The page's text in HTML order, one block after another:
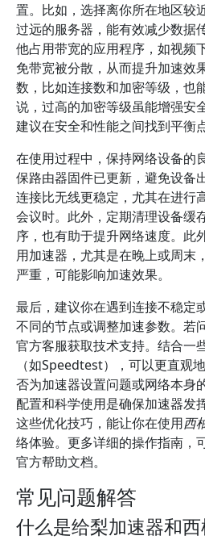
置。比如，选择离你所在地区较
过远的服务器，能有效减少数据
他占用带宽的应用程序，如视频
免带宽被分散，从而提升加速效
数，比如连接数和加密等级，也
说，过高的加密等级虽能增强安
建议在安全和性能之间找到平衡点
在使用过程中，保持网络设备的
保路由器固件已更新，避免设备
连接比无线更稳定，尤其在进行
会议时。此外，定期清理设备缓
序，也有助于提升网络速度。此
用加速器，尤其是在晚上或周末
严重，可能影响加速效果。
最后，建议你在遇到连接不稳定
不同的节点或调整加速参数。若
官方客服获取技术支持。结合一
（如Speedtest），可以更直观
否为加速器设置问题或网络本身
配置和科学使用是确保加速器发
这些优化技巧，能让你在使用西
络体验。更多详细的操作指南，
官方帮助文档。
常见问题解答
什么是给梨加速器和西